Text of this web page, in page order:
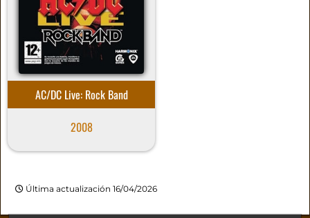
AC/DC Live: Rock Band
2008
Última actualización 16/04/2026